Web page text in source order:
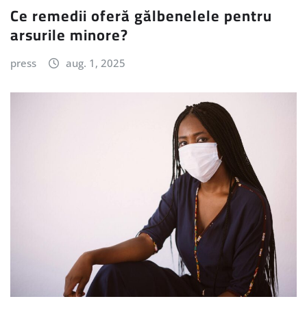
Ce remedii oferă gălbenelele pentru
arsurile minore?
press aug. 1, 2025